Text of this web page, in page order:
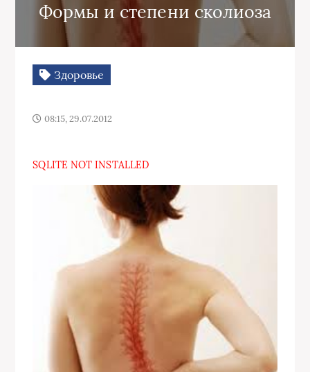
Формы и степени сколиоза
Здоровье
08:15, 29.07.2012
SQLITE NOT INSTALLED